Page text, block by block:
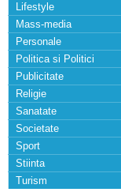
Lifestyle
Mass-media
Personale
Politica si Politici
Publicitate
Religie
Sanatate
Societate
Sport
Stiinta
Turism